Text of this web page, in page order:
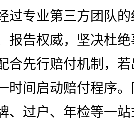
过专业第三方团队
报告权威，坚决杜
合先行赔付机制，
时间启动赔付程序
、过户、年检等一